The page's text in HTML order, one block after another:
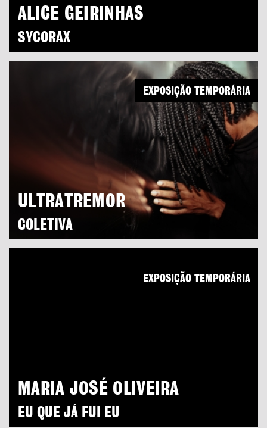
ALICE GEIRINHAS
SYCORAX
ULTRATREMOR
COLETIVA
EXPOSIÇÃO TEMPORÁRIA
MARIA JOSÉ OLIVEIRA
EU QUE JÁ FUI EU
EXPOSIÇÃO TEMPORÁRIA